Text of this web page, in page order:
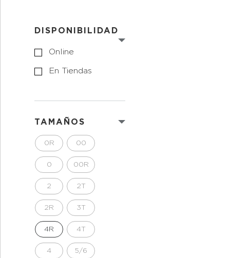
DISPONIBILIDAD
Online
En Tiendas
TAMAÑOS
0R 00
0 00R
2 2T
2R 3T
4R 4T
4 5/6